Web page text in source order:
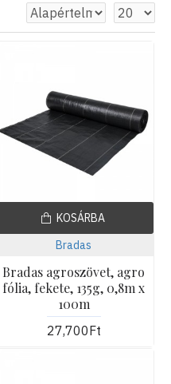
Bradas
Bradas agroszövet, agro
fólia, fekete, 135g, 0,8m x
100m
27,700Ft
KOSÁRBA